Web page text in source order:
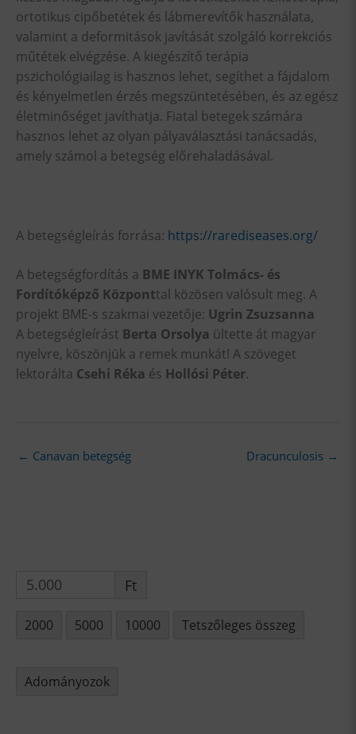
ortotikus cipőbetétek és lábmerevítők használata,
valamint a deformitások javítását szolgáló korrekciós
műtétek elvégzése. A kiegészítő terápia
pszichológiailag is hasznos lehet, segíthet a fájdalom
és kényelmetlen érzés megszüntetésében, és az egész
életminőséget javíthatja. Fiatal betegek számára
hasznos lehet az olyan pályaválasztási tanácsadás,
amely számol a betegség előrehaladásával.
A betegségleírás forrása: https://rarediseases.org/
A betegségfordítás a BME INYK Tolmács- és
Fordítóképző Központtal közösen valósult meg. A
projekt BME-s szakmai vezetője: Ugrin Zsuzsanna
A betegségleírást Berta Orsolya ültette át magyar
nyelvre, köszönjük a remek munkát! A szöveget
lektorálta Csehi Réka és Hollósi Péter.
← Canavan betegség Dracunculosis →
Ft
2000 5000 10000 Tetszőleges összeg
Adományozok